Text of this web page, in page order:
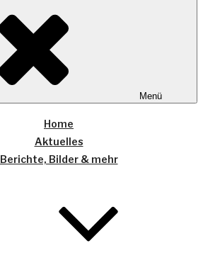
Menü
Home
Aktuelles
Berichte, Bilder & mehr